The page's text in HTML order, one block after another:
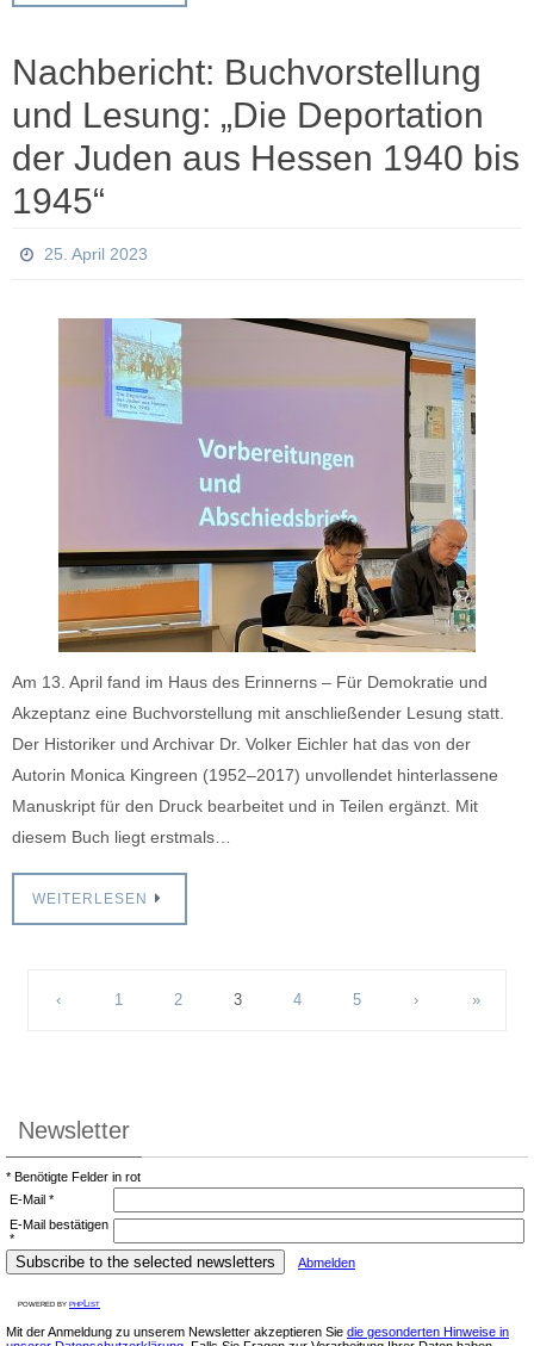
Nachbericht: Buchvorstellung
und Lesung: „Die Deportation
der Juden aus Hessen 1940 bis
1945“
25. April 2023
Am 13. April fand im Haus des Erinnerns – Für Demokratie und
Akzeptanz eine Buchvorstellung mit anschließender Lesung statt.
Der Historiker und Archivar Dr. Volker Eichler hat das von der
Autorin Monica Kingreen (1952–2017) unvollendet hinterlassene
Manuskript für den Druck bearbeitet und in Teilen ergänzt. Mit
diesem Buch liegt erstmals…
WEITERLESEN
‹ 1 2 3 4 5 › »
Newsletter